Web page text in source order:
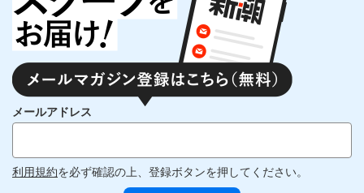
メールアドレス
利用規約を必ず確認の上、登録ボタンを押してください。